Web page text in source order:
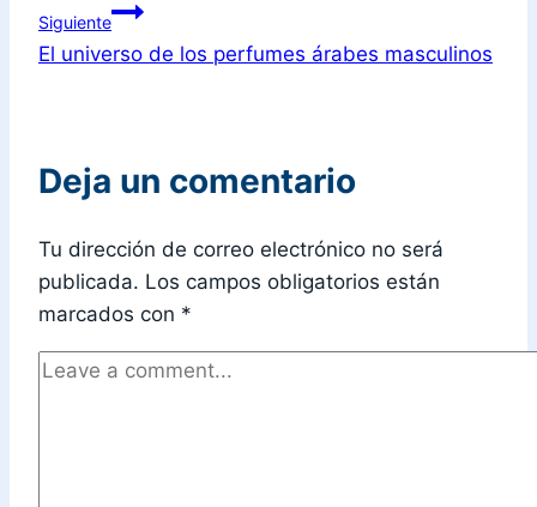
Siguiente
El universo de los perfumes árabes masculinos
Deja un comentario
Tu dirección de correo electrónico no será
publicada. Los campos obligatorios están
marcados con *